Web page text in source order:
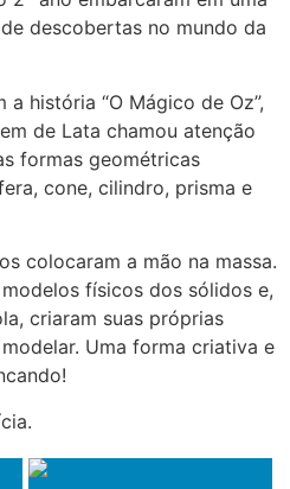
descobertas no mundo da
história “O Mágico de Oz”,
de Lata chamou atenção
formas geométricas
cone, cilindro, prisma e
colocaram a mão na massa.
físicos dos sólidos e,
criaram suas próprias
Uma forma criativa e